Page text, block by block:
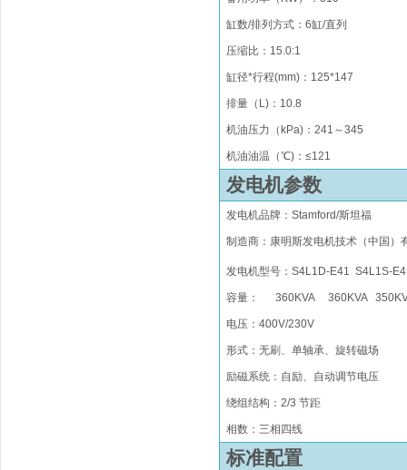
缸数/排列方式 ：6缸/直列
压缩比 ： 15.0:1
缸径*行程(mm) ： 125*147
排量（ L) ： 10.8
机油压力（kPa)：241 ～345
机油油温（℃)：≤121
发电机参数
发电机品牌 ：Stamford/斯坦福
制造商：康明斯发电机技术（中国）
发电机型号：S4L1D-E41 S4L1S-E4
容量： 360KVA 360KVA
电压：400V/230V
形式 ：无刷 、单轴承、旋转磁场
励磁系统 ： 自励、自动调节电压
绕组结构 ：2/3 节距
相数：三相四线
标准配置